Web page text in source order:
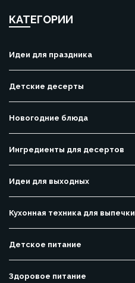
КАТЕГОРИИ
Идеи для праздника
Детские десерты
Новогодние блюда
Ингредиенты для десертов
Идеи для выходных
Кухонная техника для выпечки
Детское питание
Здоровое питание